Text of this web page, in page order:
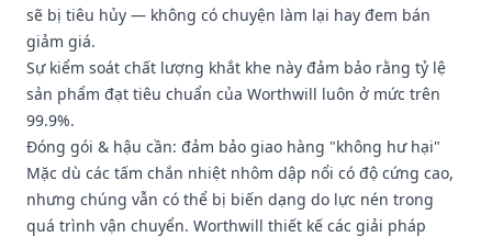
sẽ bị tiêu hủy — không có chuyện làm lại hay đem bán
giảm giá.
Sự kiểm soát chất lượng khắt khe này đảm bảo rằng tỷ lệ
sản phẩm đạt tiêu chuẩn của Worthwill luôn ở mức trên
99.9%.
Đóng gói & hậu cần: đảm bảo giao hàng "không hư hại"
Mặc dù các tấm chắn nhiệt nhôm dập nổi có độ cứng cao,
nhưng chúng vẫn có thể bị biến dạng do lực nén trong
quá trình vận chuyển. Worthwill thiết kế các giải pháp